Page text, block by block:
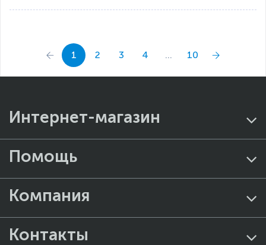
1 2 3 4 ... 10
Интернет-магазин
Помощь
Компания
Контакты